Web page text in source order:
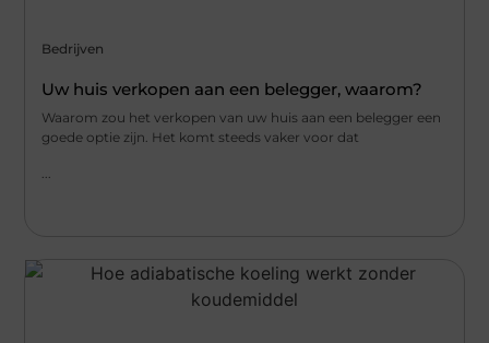
Bedrijven
Uw huis verkopen aan een belegger, waarom?
Waarom zou het verkopen van uw huis aan een belegger een
goede optie zijn. Het komt steeds vaker voor dat